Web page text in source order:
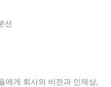
에게 회사의 비전과 인재상,